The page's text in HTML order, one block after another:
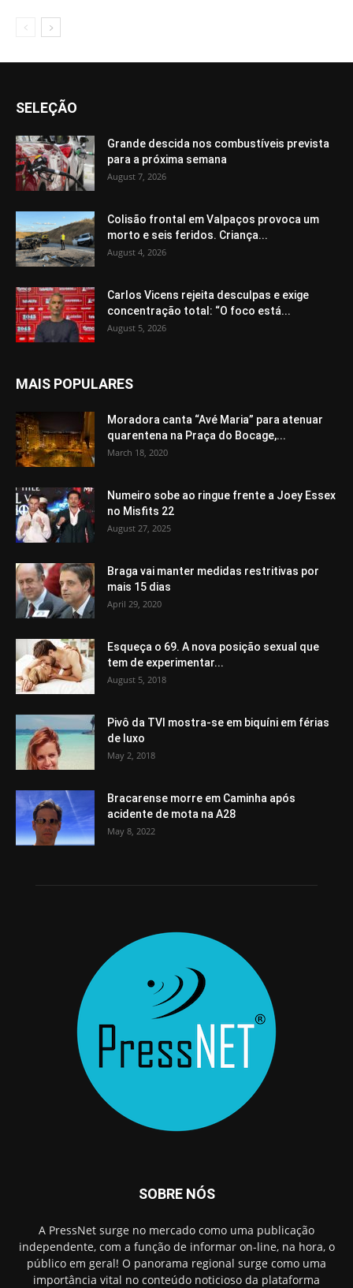
SELEÇÃO
Grande descida nos combustíveis prevista
para a próxima semana
August 7, 2026
Colisão frontal em Valpaços provoca um
morto e seis feridos. Criança...
August 4, 2026
Carlos Vicens rejeita desculpas e exige
concentração total: “O foco está...
August 5, 2026
MAIS POPULARES
Moradora canta “Avé Maria” para atenuar
quarentena na Praça do Bocage,...
March 18, 2020
Numeiro sobe ao ringue frente a Joey Essex
no Misfits 22
August 27, 2025
Braga vai manter medidas restritivas por
mais 15 dias
April 29, 2020
Esqueça o 69. A nova posição sexual que
tem de experimentar...
August 5, 2018
Pivô da TVI mostra-se em biquíni em férias
de luxo
May 2, 2018
Bracarense morre em Caminha após
acidente de mota na A28
May 8, 2022
SOBRE NÓS
A PressNet surge no mercado como uma publicação
independente, com a função de informar on-line, na hora, o
público em geral! O panorama regional surge como uma
importância vital no conteúdo noticioso da plataforma